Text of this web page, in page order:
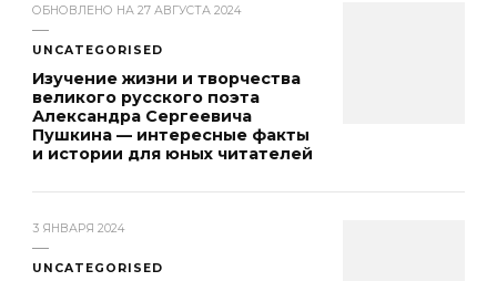
ОБНОВЛЕНО НА 27 АВГУСТА 2024
UNCATEGORISED
Изучение жизни и творчества
великого русского поэта
Александра Сергеевича
Пушкина — интересные факты
и истории для юных читателей
3 ЯНВАРЯ 2024
UNCATEGORISED